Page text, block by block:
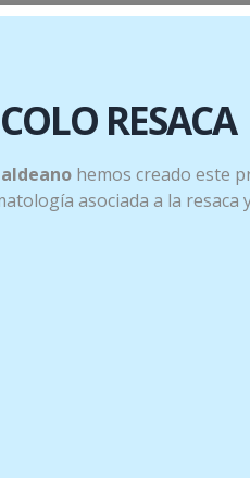
la micro circulación
mayores de 6 años.
RESACA
hemos creado este
asociada a la resaca